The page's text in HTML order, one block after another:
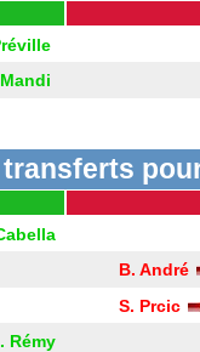
B. André
S. Prcic
Rémy